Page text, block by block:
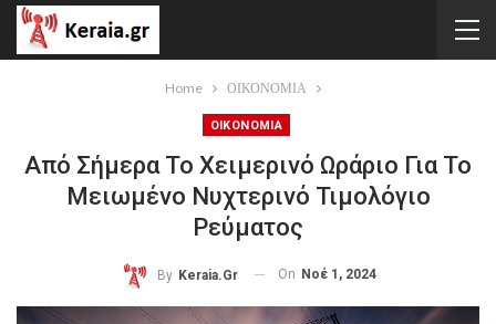
Home ΟΙΚΟΝΟΜΙΑ
ΟΙΚΟΝΟΜΙΑ
Από Σήμερα Το Χειμερινό Ωράριο Για Το
Μειωμένο Νυχτερινό Τιμολόγιο
Ρεύματος
By Keraia.gr On Νοέ 1, 2024